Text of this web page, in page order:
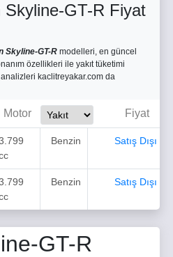
Skyline-GT-R Fiyat
Skyline-GT-R modelleri, en güncel
özellikleri ile yakıt tüketimi
analizleri kaclitreyakar.com da
Motor Fiyat
Benzin Satış Dışı
Benzin Satış Dışı
GT-R